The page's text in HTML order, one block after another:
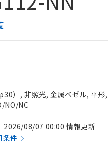
）, 非照光, 金属ベゼル, 平
NO/NC
2026/08/07 00:00 情報更新
条件